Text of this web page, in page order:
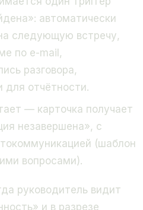
автоматически
следующую встречу,
по e-mail,
разговора,
для отчётности.
— карточка получает
незавершена», с
(шаблон
вопросами).
руководитель видит
и в разрезе